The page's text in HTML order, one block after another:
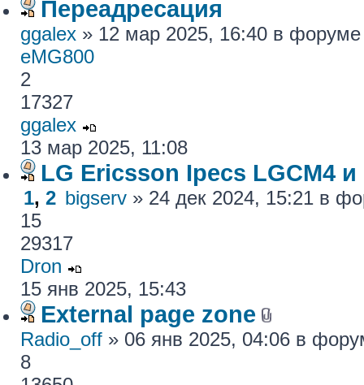
Переадресация
ggalex » 12 мар 2025, 16:40 в
eMG800
2
17327
ggalex
13 мар 2025, 11:08
LG Ericsson Ipecs LGCM4 и
1, 2 bigserv » 24 дек 2024, 15:21 в
15
29317
Dron
15 янв 2025, 15:43
External page zone
Radio_off » 06 янв 2025, 04:06 в
8